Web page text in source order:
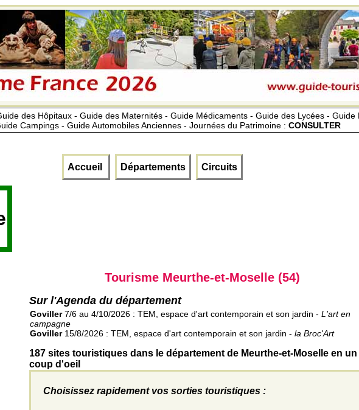
des Hôpitaux - Guide des Maternités - Guide Médicaments - Guide des Lycées - Guide
Campings - Guide Automobiles Anciennes - Journées du Patrimoine : CONSULTER
Accueil Départements Circuits
Tourisme Meurthe-et-Moselle (54)
Sur l'Agenda du département
Goviller7/6 au 4/10/2026 : TEM, espace d'art contemporain et son jardin - L'art en
campagne
Goviller15/8/2026 : TEM, espace d'art contemporain et son jardin - la Broc'Art
187 sites touristiques dans le département de Meurthe-et-Moselle en un
coup d'oeil
Choisissez rapidement vos sorties touristiques :